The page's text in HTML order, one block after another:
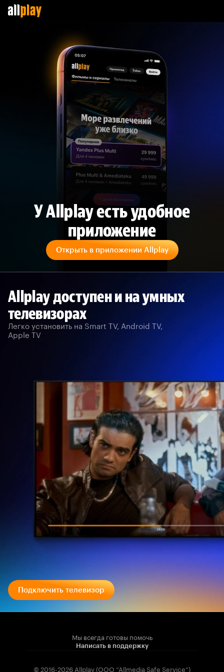
У Allplay есть удобное
приложение
Открыть в приложении Allplay
Allplay доступен и на умных
телевизорах
Легко установить на Smart TV, Android TV,
Apple TV
Подключить телевизор
Мы всегда готовы помочь
Написать в поддержку
© 2016-2026 Allplay (OOO “Allmedia Safe Service”)